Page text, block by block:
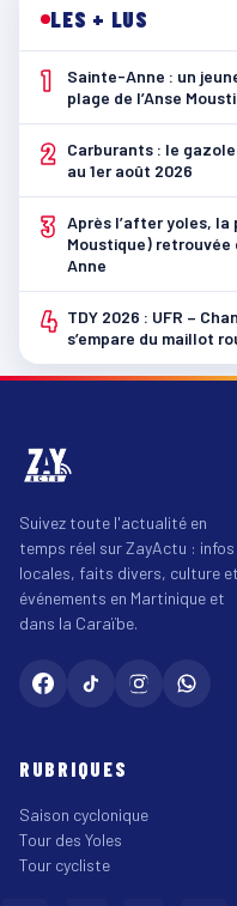
LES + LUS
1
Sainte-Anne : un
plage de l’Anse
2
Carburants : le
au 1er août 2026
3 Après l’after yoles, la
Moustique)
Anne
4 TDY 2026 : UFR –
s’empare du maillot
Suivez toute l'actualité en
temps réel sur ZayActu : infos
locales, faits divers, culture et
événements en Martinique et
dans la Caraïbe.
RUBRIQUES
Saison cyclonique
Tour des Yoles
Tour cycliste